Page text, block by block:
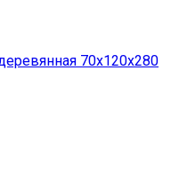
70х120х280